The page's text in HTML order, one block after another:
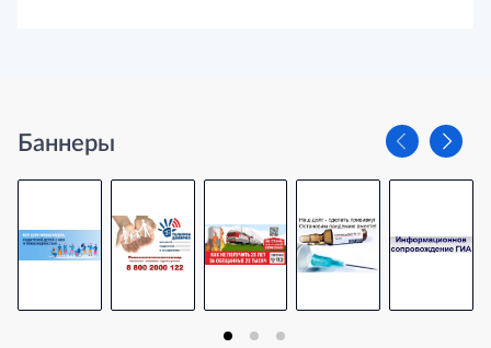
Баннеры